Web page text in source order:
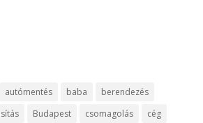
autómentés baba
berendezés
Budapest csomagolás cég